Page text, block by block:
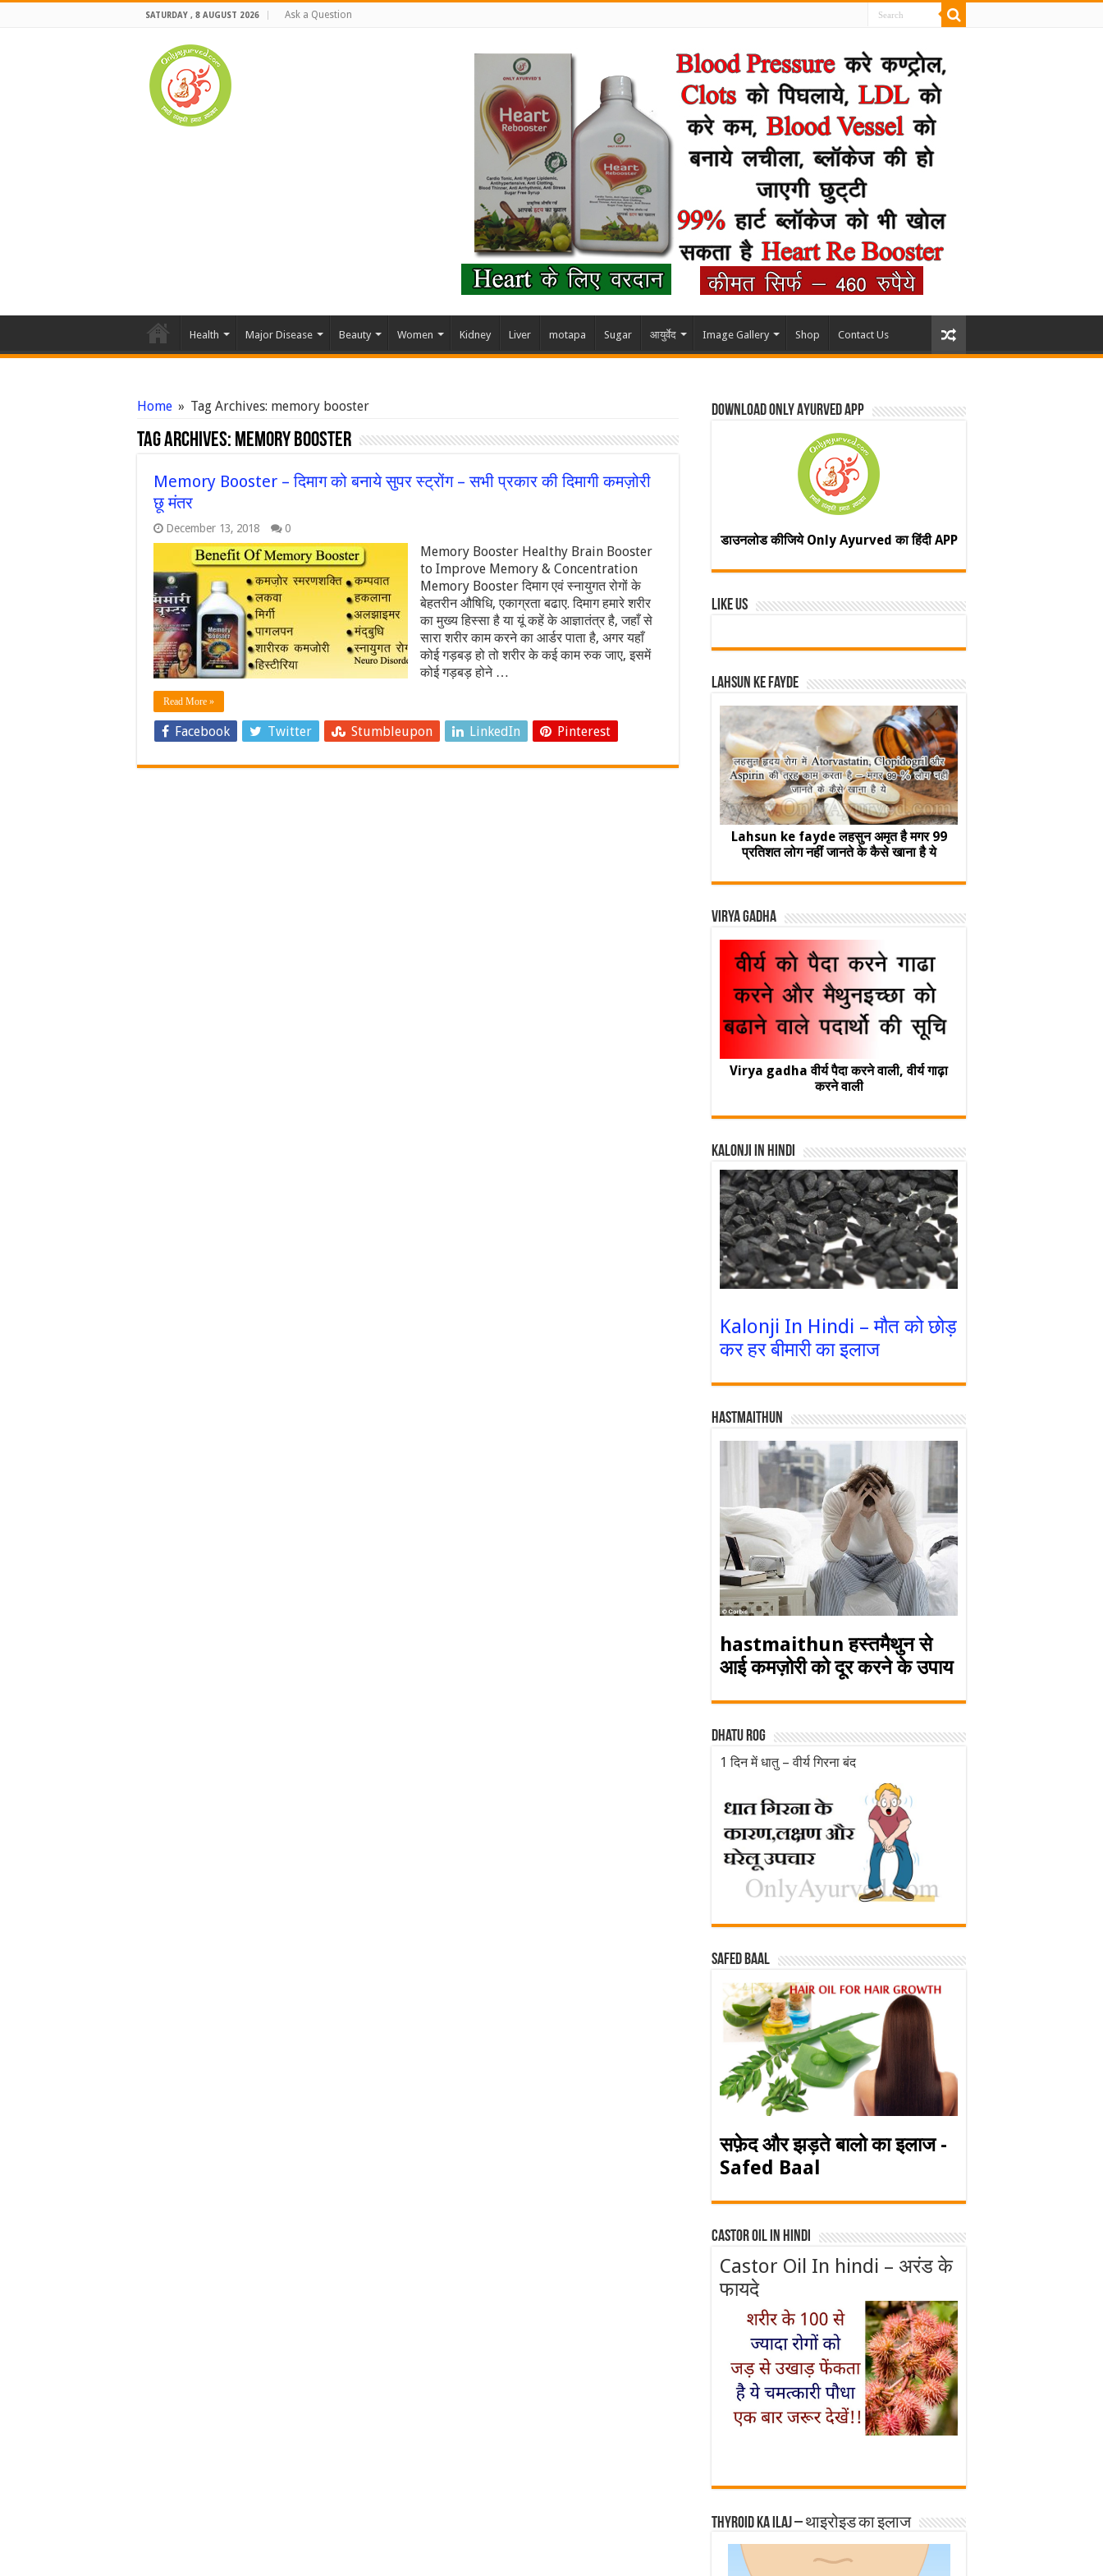
SATURDAY , 8 AUGUST 2026 Ask a Question
Health Major Disease Beauty Women Kidney Liver motapa Sugar आयुर्वेद Image Gallery Shop Contact Us
Home » Tag Archives: memory booster
Tag Archives: memory booster
Memory Booster – दिमाग को बनाये सुपर स्ट्रोंग – सभी प्रकार की दिमागी कमज़ोरी
छू मंतर
December 13, 2018 0
Memory Booster Healthy Brain Booster
to Improve Memory & Concentration
Memory Booster दिमाग एवं स्नायुगत रोगों के
बेहतरीन औषिधि, एकाग्रता बढाए. दिमाग हमारे शरीर
का मुख्य हिस्सा है या यूं कहें के आज्ञातंत्र है, जहाँ से
सारा शरीर काम करने का आर्डर पाता है, अगर यहाँ
कोई गड़बड़ हो तो शरीर के कई काम रुक जाए, इसमें
कोई गड़बड़ होने …
Read More »
Facebook Twitter Stumbleupon LinkedIn Pinterest
Download Only Ayurved App
डाउनलोड कीजिये Only Ayurved का हिंदी APP
Like Us
Lahsun ke fayde
Lahsun ke fayde लहसुन अमृत है मगर 99
प्रतिशत लोग नहीं जानते के कैसे खाना है ये
Virya Gadha
Virya gadha वीर्य पैदा करने वाली, वीर्य गाढ़ा
करने वाली
Kalonji In Hindi
Kalonji In Hindi – मौत को छोड़
कर हर बीमारी का इलाज
Hastmaithun
hastmaithun हस्तमैथुन से
आई कमज़ोरी को दूर करने के उपाय
Dhatu rog
1 दिन में धातु – वीर्य गिरना बंद
Safed baal
सफ़ेद और झड़ते बालो का इलाज -
Safed Baal
Castor Oil In Hindi
Castor Oil In hindi – अरंड के
फायदे
Thyroid ka ilaj – थाइरोइड का इलाज